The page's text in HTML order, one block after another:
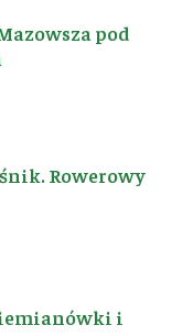
pod
Rowerowy
i